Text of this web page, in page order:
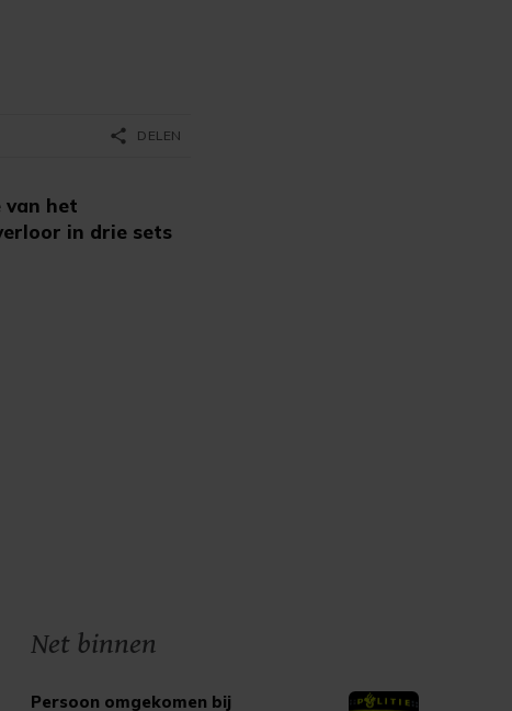
van het
in drie sets
share DELEN
Net binnen
Persoon omgekomen bij